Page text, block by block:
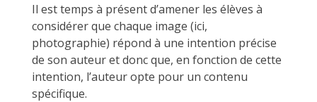
Il est temps à présent d’amener les élèves à
considérer que chaque image (ici,
photographie) répond à une intention précise
de son auteur et donc que, en fonction de cette
intention, l’auteur opte pour un contenu
spécifique.